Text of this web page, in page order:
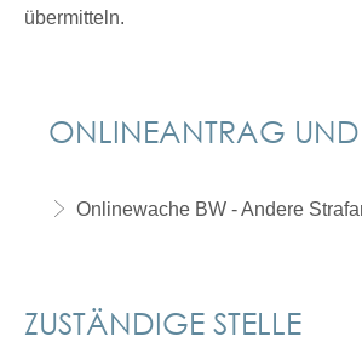
übermitteln.
ONLINEANTRAG
Onlinewache BW - Andere
ZUSTÄNDIGE STELLE